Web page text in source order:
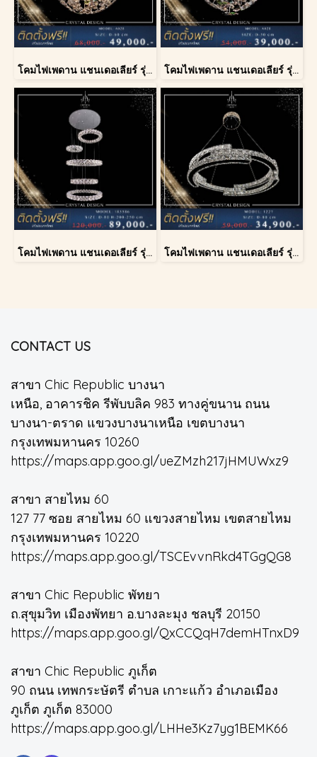
โคมไฟเพดาน แชนเดอเลียร์ รุ่น A028-D60 โคมไฟเพดาน แชนเดอเลียร์ รุ่น A028-D40
โคมไฟเพดาน แชนเดอเลียร์ รุ่น 183586 โคมไฟเพดาน แชนเดอเลียร์ รุ่น 1227
CONTACT US
สาขา Chic Republic บางนา
เหนือ, อาคารชิค รีพับบลิค 983 ทางคู่ขนาน ถนน
บางนา-ตราด แขวงบางนาเหนือ เขตบางนา
กรุงเทพมหานคร 10260
https://maps.app.goo.gl/ueZMzh217jHMUWxz9
สาขา สายไหม 60
127 77 ซอย สายไหม 60 แขวงสายไหม เขตสายไหม
กรุงเทพมหานคร 10220
https://maps.app.goo.gl/TSCEvvnRkd4TGgQG8
สาขา Chic Republic พัทยา
ถ.สุขุมวิท เมืองพัทยา อ.บางละมุง ชลบุรี 20150
https://maps.app.goo.gl/QxCCQqH7demHTnxD9
สาขา Chic Republic ภูเก็ต
90 ถนน เทพกระษัตรี ตำบล เกาะแก้ว อำเภอเมือง
ภูเก็ต ภูเก็ต 83000
https://maps.app.goo.gl/LHHe3Kz7yg1BEMK66